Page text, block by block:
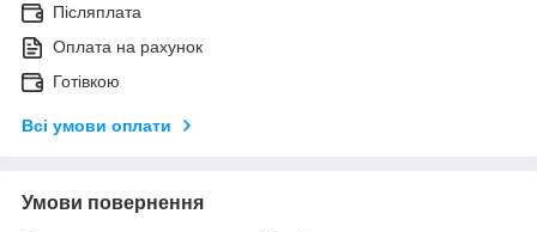
Післяплата
Оплата на рахунок
Готівкою
Всі умови оплати
Умови повернення